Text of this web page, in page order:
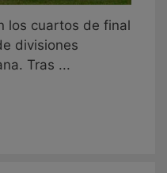
los cuartos de final
divisiones
Tras ...